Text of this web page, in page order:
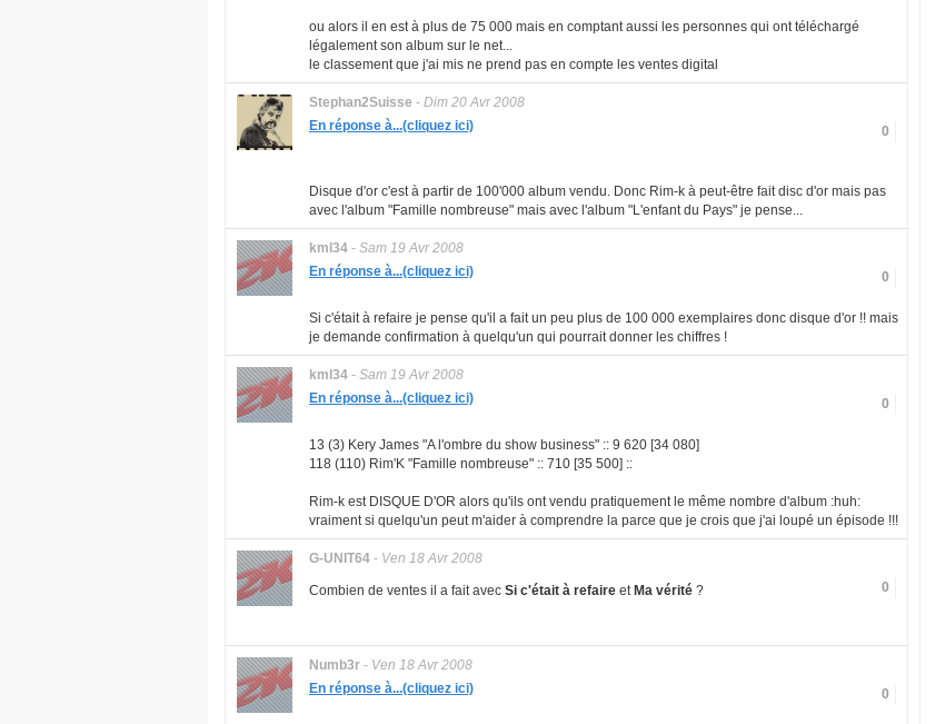
ou alors il en est à plus de 75 000 mais en comptant aussi les personnes qui ont téléchargé
légalement son album sur le net...
le classement que j'ai mis ne prend pas en compte les ventes digital
Stephan2Suisse - Dim 20 Avr 2008
0
En réponse à...(cliquez ici)
Disque d'or c'est à partir de 100'000 album vendu. Donc Rim-k à peut-être fait disc d'or mais pas
avec l'album "Famille nombreuse" mais avec l'album "L'enfant du Pays" je pense...
kml34 - Sam 19 Avr 2008
0
En réponse à...(cliquez ici)
Si c'était à refaire je pense qu'il a fait un peu plus de 100 000 exemplaires donc disque d'or !! mais
je demande confirmation à quelqu'un qui pourrait donner les chiffres !
kml34 - Sam 19 Avr 2008
0
En réponse à...(cliquez ici)
13 (3) Kery James "A l'ombre du show business" :: 9 620 [34 080]
118 (110) Rim'K "Famille nombreuse" :: 710 [35 500] ::
Rim-k est DISQUE D'OR alors qu'ils ont vendu pratiquement le même nombre d'album :huh:
vraiment si quelqu'un peut m'aider à comprendre la parce que je crois que j'ai loupé un épisode !!!
G-UNIT64 - Ven 18 Avr 2008
0
Combien de ventes il a fait avec Si c'était à refaire et Ma vérité ?
Numb3r - Ven 18 Avr 2008
0
En réponse à...(cliquez ici)